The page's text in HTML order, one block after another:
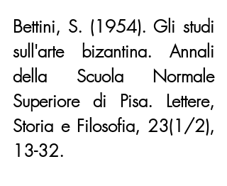
Bettini, S. (1954). Gli studi
sull'arte bizantina. Annali
della Scuola Normale
Superiore di Pisa. Lettere,
Storia e Filosofia, 23(1/2),
13-32.